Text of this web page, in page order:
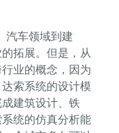
汽车领域到建
拓展。但是，从
业的概念，因为
索系统的设计模
建筑设计、铁
统的仿真分析能